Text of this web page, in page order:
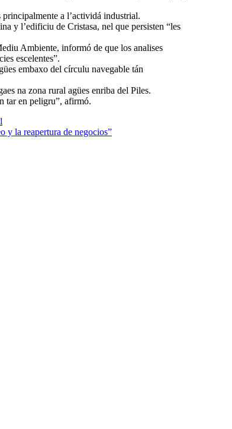
a l’actividá industrial.
y l’edificiu de Cristasa, nel que persisten “les
Ambiente, informó de que los analises
escelentes”.
embaxo del círculu navegable tán
na zona rural agües enriba del Piles.
tar en peligru”, afirmó.
y la reapertura de negocios”